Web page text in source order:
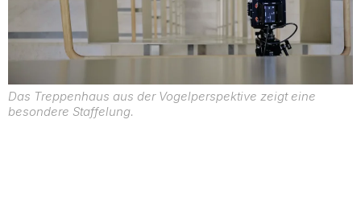
Das Treppenhaus aus der Vogelperspektive zeigt eine
besondere Staffelung.